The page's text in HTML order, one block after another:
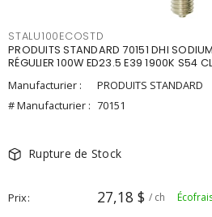
STALU100ECOSTD
PRODUITS STANDARD 70151 DHI
RÉGULIER 100W ED23.5 E39 1900K S54
Manufacturier :
PRODUITS STANDARD
# Manufacturier : 70151
Rupture de Stock
Prix 27,18 $ / ch